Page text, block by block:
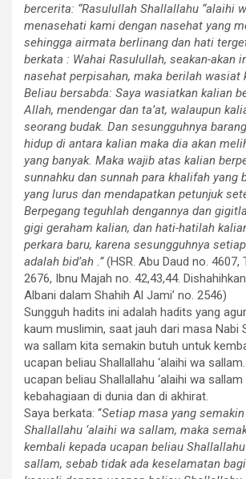
bercerita: “Rasulullah Shallallahu “alaihi
menasehati kami dengan nasehat yang
sehingga airmata berlinang dan hati
berkata : Wahai Rasulullah, seakan-akan
nasehat perpisahan, maka berilah wasiat
Beliau bersabda: Saya wasiatkan kalian
Allah, mendengar dan ta’at, walaupun
seorang budak. Dan sesungguhnya
hidup di antara kalian maka dia akan
yang banyak. Maka wajib atas kalian
sunnahku dan sunnah para khalifah yang
yang lurus dan mendapatkan petunjuk
Berpegang teguhlah dengannya dan
gigi geraham kalian, dan hati-hatilah
perkara baru, karena sesungguhnya
adalah bid’ah .”(HSR. Abu Daud no. 4607,
2676, Ibnu Majah no. 42,43,44.
Albani dalam Shahih Al Jami’ no. 2546)
Sungguh hadits ini adalah hadits yang
kaum muslimin, saat jauh dari masa Nabi
wa sallam kita semakin butuh untuk
ucapan beliau Shallallahu ‘alaihi wa
ucapan beliau Shallallahu ‘alaihi wa
kebahagiaan di dunia dan di akhirat.
Saya berkata: “Setiap masa yang
Shallallahu ‘alaihi wa sallam, maka
kembali kepada ucapan beliau Shallallahu
sallam, sebab tidak ada keselamatan